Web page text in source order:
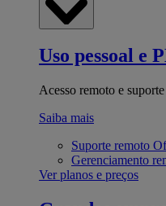
Uso pessoal e
Acesso remoto e
Saiba mais
Suporte remoto
Gerenciamento
Ver planos e preços